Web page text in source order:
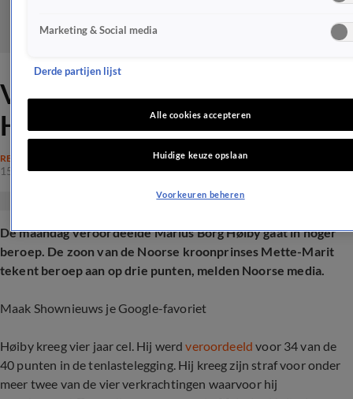
Veroordeelde Marius Borg
Høiby gaat in hoger beroep
RECHTSZAKEN
15 juni 2026, 13:11
De maandag veroordeelde Marius Borg Høiby gaat in hoger
beroep. De zoon van de Noorse kroonprinses Mette-Marit
tekent beroep aan op drie punten, melden Noorse media.
Maak Shownieuws je Google-favoriet
Høiby kreeg vier jaar cel. Hij werdveroordeeld voor 34 van de
40 punten in de tenlastelegging. Hij kreeg zijn straf voor onder
meer twee van de vier verkrachtingen waarvoor hij
Marketing & Social media
Derde partijen lijst
Alle cookies accepteren
Huidige keuze opslaan
Voorkeuren beheren